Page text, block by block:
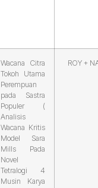
Wacana Citra
Tokoh Utama
Perempuan
pada Sastra
Populer (
Analisis
Wacana Kritis
Model Sara
Mills Pada
Novel
Tetralogi 4
Musin Karya
ROY +